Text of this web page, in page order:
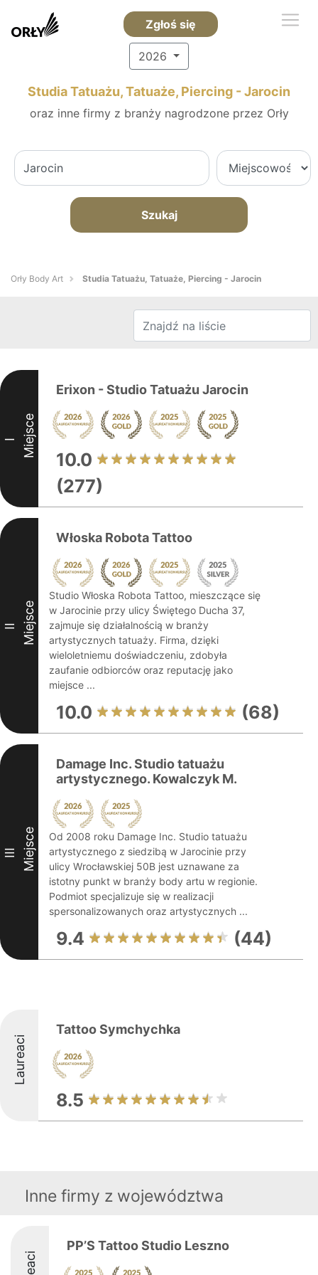
Zgłoś się
2026
Studia Tatuażu, Tatuaże, Piercing - Jarocin
oraz inne firmy z branży nagrodzone przez Orły
Szukaj
Orły Body Art Studia Tatuażu, Tatuaże, Piercing - Jarocin
I Miejsce
Erixon - Studio Tatuażu Jarocin
10.0
(277)
II Miejsce
Włoska Robota Tattoo
Studio Włoska Robota Tattoo, mieszczące się
w Jarocinie przy ulicy Świętego Ducha 37,
zajmuje się działalnością w branży
artystycznych tatuaży. Firma, dzięki
wieloletniemu doświadczeniu, zdobyła
zaufanie odbiorców oraz reputację jako
miejsce ...
10.0 (68)
III Miejsce
Damage Inc. Studio tatuażu
artystycznego. Kowalczyk M.
Od 2008 roku Damage Inc. Studio tatuażu
artystycznego z siedzibą w Jarocinie przy
ulicy Wrocławskiej 50B jest uznawane za
istotny punkt w branży body artu w regionie.
Podmiot specjalizuje się w realizacji
spersonalizowanych oraz artystycznych ...
9.4 (44)
Laureaci
Tattoo Symchychka
8.5
Inne firmy z województwa
PP’S Tattoo Studio Leszno